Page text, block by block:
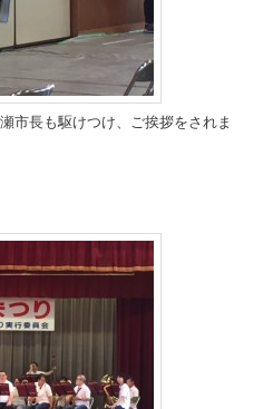
市長も駆けつけ、ご挨拶をされま